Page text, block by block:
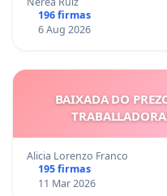
196 firmas
6 Aug 2026
BAIXADA DO
Alicia Lorenzo Franco
195 firmas
11 Mar 2026